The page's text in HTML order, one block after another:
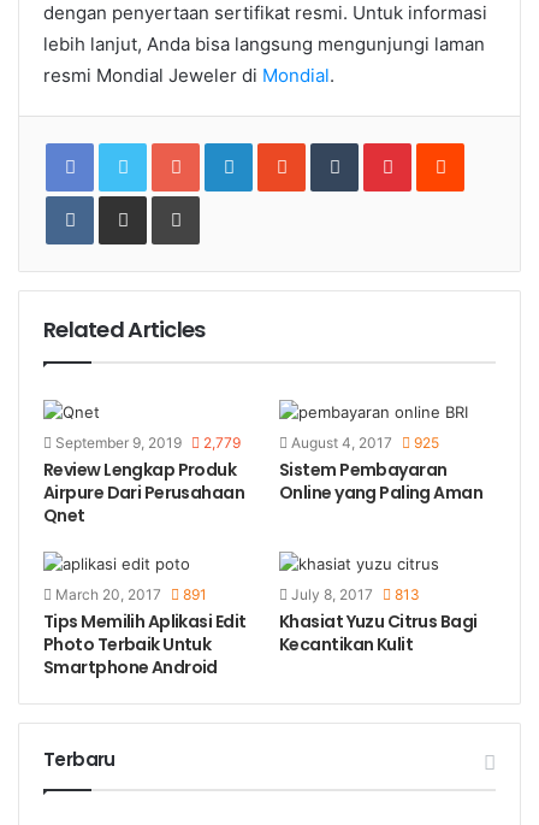
dengan penyertaan sertifikat resmi. Untuk informasi
lebih lanjut, Anda bisa langsung mengunjungi laman
resmi Mondial Jeweler di Mondial.
Google+LinkedInStumbleUpon
TumblrPinterestReddit
VKontakteShare
Email
Print
Related Articles
September 9, 2019 2,779
Review Lengkap Produk
Airpure Dari Perusahaan
Qnet
August 4, 2017 925
Sistem Pembayaran
Online yang Paling Aman
March 20, 2017 891
Tips Memilih Aplikasi Edit
Photo Terbaik Untuk
Smartphone Android
July 8, 2017 813
Khasiat Yuzu Citrus Bagi
Kecantikan Kulit
Terbaru